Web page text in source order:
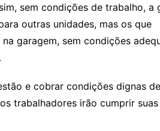
sem condições de trabalho, a
outras unidades, mas os que
garagem, sem condições
e cobrar condições dignas de
trabalhadores irão cumprir